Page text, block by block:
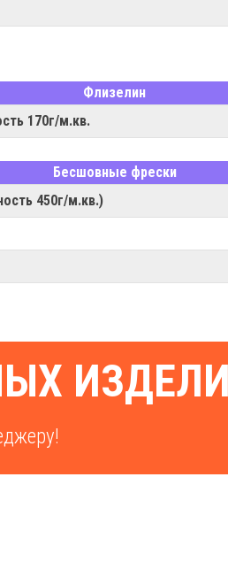
Флизелин
170г/м.кв.
Бесшовные фрески
450г/м.кв.)